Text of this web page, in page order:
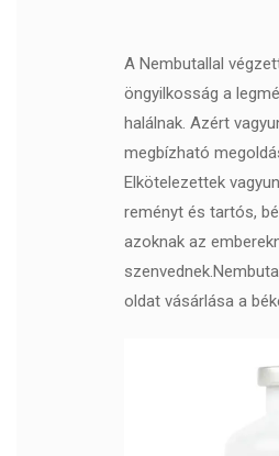
A Nembutallal
öngyilkosság a
halálnak. Azért
megbízható
Elkötelezettek
reményt és tartós,
azoknak az
oldat vásárlása a